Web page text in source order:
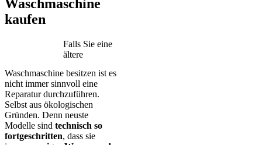
Waschmaschine
kaufen
Falls Sie eine
ältere
Waschmaschine besitzen ist es
nicht immer sinnvoll eine
Reparatur durchzuführen.
Selbst aus ökologischen
Gründen. Denn neuste
Modelle sind technisch so
fortgeschritten, dass sie